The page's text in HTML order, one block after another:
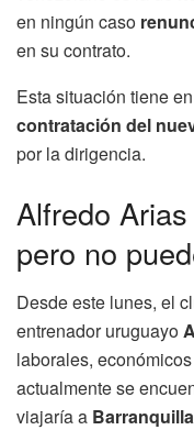
en ningún caso
en su contrato.
Esta situación tiene
contratación del
por la dirigencia.
Alfredo
pero no
Desde este lunes, el
entrenador uruguayo
laborales,
actualmente se
viajaría a Barranquilla